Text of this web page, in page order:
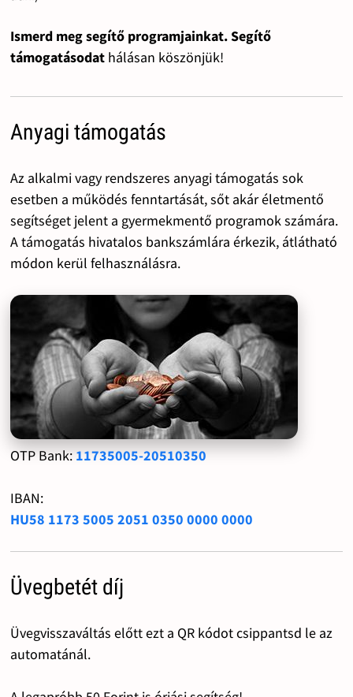
Ismerd meg segítő programjainkat. Segítő
támogatásodat hálásan köszönjük!
Anyagi támogatás
Az alkalmi vagy rendszeres anyagi támogatás sok
esetben a működés fenntartását, sőt akár életmentő
segítséget jelent a gyermekmentő programok számára.
A támogatás hivatalos bankszámlára érkezik, átlátható
módon kerül felhasználásra.
OTP Bank: 11735005-20510350
IBAN:
HU58 1173 5005 2051 0350 0000 0000
Üvegbetét díj
Üvegvisszaváltás előtt ezt a QR kódot csippantsd le az
automatánál.